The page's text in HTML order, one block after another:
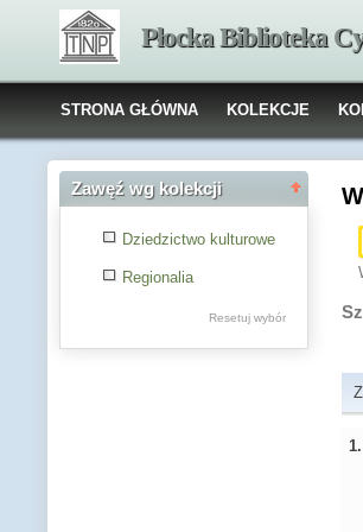
Płocka Biblioteka
STRONA GŁÓWNA KOLEKCJE
Zawęź wg kolekcji
Dziedzictwo kulturowe
Regionalia
Resetuj wybór